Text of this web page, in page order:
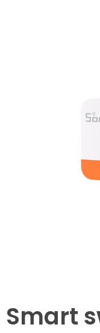
Smart